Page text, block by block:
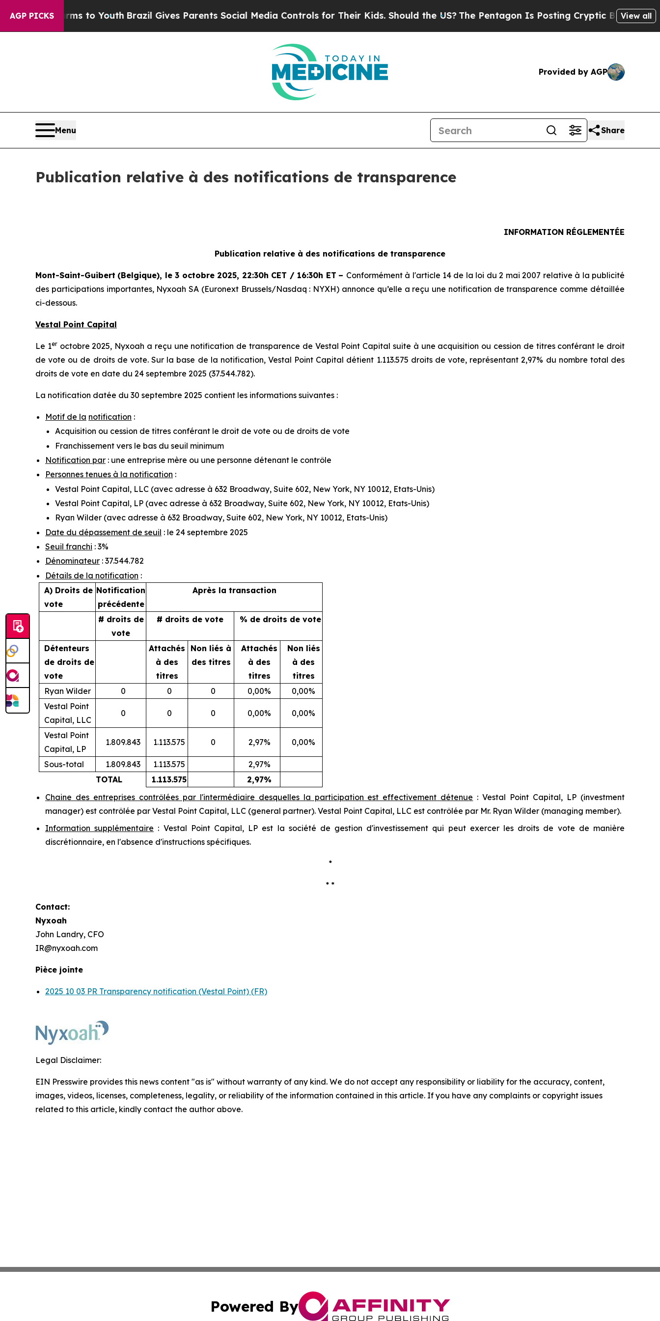
AGP PICKS
Harms to YouthBrazil Gives Parents Social Media Controls for Their Kids. Should the US? The Pentagon Is Posting Cryptic Biblical Messages
View all
Provided by AGP
Menu Share
Publication relative à des notifications de transparence
INFORMATION RÉGLEMENTÉE
Publication relative à des notifications de transparence
Mont-Saint-Guibert (Belgique), le 3 octobre 2025, 22:30h CET / 16:30h ET – Conformément à l'article 14 de la loi du 2 mai 2007 relative à la publicité
des participations importantes, Nyxoah SA (Euronext Brussels/Nasdaq : NYXH) annonce qu’elle a reçu une notification de transparence comme détaillée
ci-dessous.
Vestal Point Capital
Le 1eroctobre 2025, Nyxoah a reçu une notification de transparence de Vestal Point Capital suite à une acquisition ou cession de titres conférant le droit
de vote ou de droits de vote. Sur la base de la notification, Vestal Point Capital détient 1.113.575 droits de vote, représentant 2,97% du nombre total des
droits de vote en date du 24 septembre 2025 (37.544.782).
La notification datée du 30 septembre 2025 contient les informations suivantes :
Motif de la notification :
Acquisition ou cession de titres conférant le droit de vote ou de droits de vote
Franchissement vers le bas du seuil minimum
Notification par : une entreprise mère ou une personne détenant le contrôle
Personnes tenues à la notification :
Vestal Point Capital, LLC (avec adresse à 632 Broadway, Suite 602, New York, NY 10012, Etats-Unis)
Vestal Point Capital, LP (avec adresse à 632 Broadway, Suite 602, New York, NY 10012, Etats-Unis)
Ryan Wilder (avec adresse à 632 Broadway, Suite 602, New York, NY 10012, Etats-Unis)
Date du dépassement de seuil : le 24 septembre 2025
Seuil franchi : 3%
Dénominateur : 37.544.782
Détails de la notification :
A) Droits de
vote
Notification
précédente
Après la transaction
# droits de
vote
# droits de vote % de droits de vote
Détenteurs
de droits de
vote
Attachés
à des
titres
Non liés à
des titres
Attachés
à des
titres
Non liés
à des
titres
Ryan Wilder
0 0 0 0,00%
0,00%
Vestal Point
Capital, LLC
0 0 0 0,00% 0,00%
Vestal Point
Capital, LP
1.809.843 1.113.575 0 2,97% 0,00%
Sous-total 1.809.843 1.113.575
2,97%
TOTAL
1.113.575
2,97%
Chaine des entreprises contrôlées par l'intermédiaire desquelles la participation est effectivement détenue : Vestal Point Capital, LP (investment
manager) est contrôlée par Vestal Point Capital, LLC (general partner). Vestal Point Capital, LLC est contrôlée par Mr. Ryan Wilder (managing member).
Information supplémentaire : Vestal Point Capital, LP est la société de gestion d'investissement qui peut exercer les droits de vote de manière
discrétionnaire, en l'absence d'instructions spécifiques.
*
* *
Contact:
Nyxoah
John Landry, CFO
IR@nyxoah.com
Pièce jointe
2025 10 03 PR Transparency notification (Vestal Point) (FR)
Legal Disclaimer:
EIN Presswire provides this news content "as is" without warranty of any kind. We do not accept any responsibility or liability for the accuracy, content,
images, videos, licenses, completeness, legality, or reliability of the information contained in this article. If you have any complaints or copyright issues
related to this article, kindly contact the author above.
Powered By